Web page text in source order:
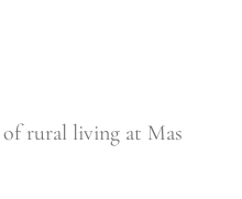
rural living at Mas